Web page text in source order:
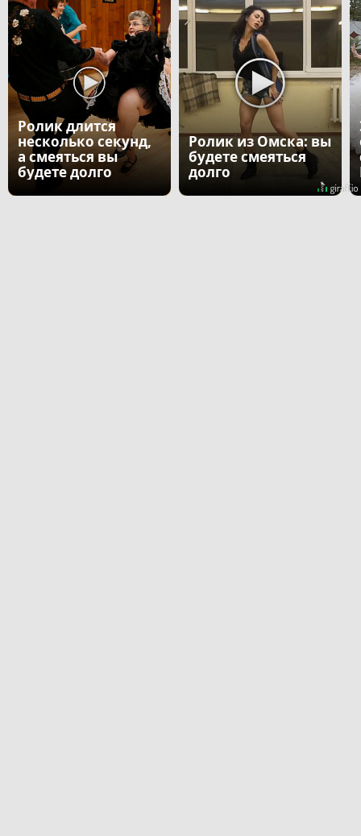
Ролик длится
несколько секунд,
а смеяться вы
будете долго
Ролик из Омска: вы
будете смеяться
долго